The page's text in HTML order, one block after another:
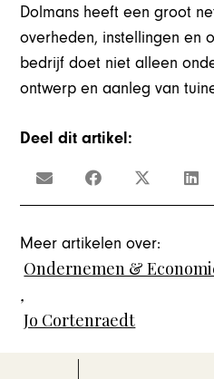
Dolmans heeft een groot
overheden, instellingen en
bedrijf doet niet alleen
ontwerp en aanleg van
Deel dit artikel:
Meer artikelen over:
Ondernemen &
,
Jo Cortenraedt